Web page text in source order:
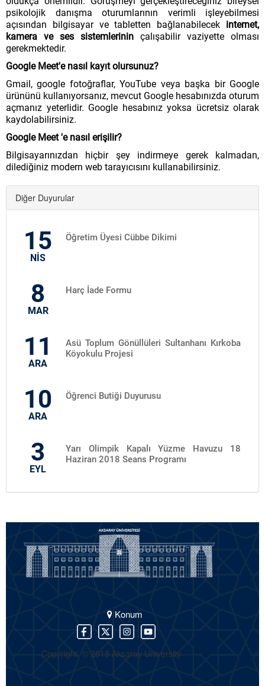
psikolojik danışma oturumlarının verimli işleyebilmesi
açısından bilgisayar ve tabletten bağlanabilecek internet,
kamera ve ses sistemlerinin çalışabilir vaziyette olması
gerekmektedir.
Google Meet'e nasıl kayıt olursunuz?
Gmail, google fotoğraflar, YouTube veya başka bir Google
ürününü kullanıyorsanız, mevcut Google hesabınızda oturum
açmanız yeterlidir. Google hesabınız yoksa ücretsiz olarak
kaydolabilirsiniz.
Google Meet 'e nasıl erişilir?
Bilgisayarınızdan hiçbir şey indirmeye gerek kalmadan,
dilediğiniz modern web tarayıcısını kullanabilirsiniz.
Diğer Duyurular
15
NİS
Öğretim Üyesi Cübbe Dikimi
8
MAR
Harç İade Formu
11
ARA
Asü Toplum Gönüllüleri Sultanhanı Kırkoba
Köyokulu Projesi
10
ARA
Öğrenci Butiği Duyurusu
3
EYL
Yarı Olimpik Kapalı Yüzme Havuzu 18
Haziran 2018 Seans Programı
Konum
Copyright. © 2018 Aksaray University